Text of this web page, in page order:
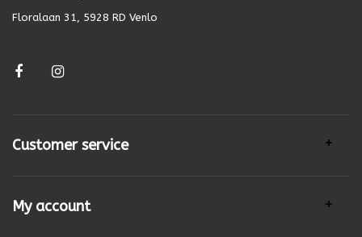
Floralaan 31, 5928 RD Venlo
Customer service
My account